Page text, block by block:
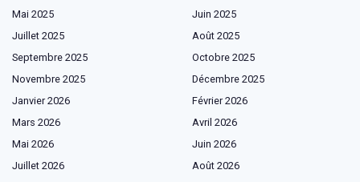
Mai 2025
Juin 2025
Juillet 2025
Août 2025
Septembre 2025
Octobre 2025
Novembre 2025
Décembre 2025
Janvier 2026
Février 2026
Mars 2026
Avril 2026
Mai 2026
Juin 2026
Juillet 2026
Août 2026